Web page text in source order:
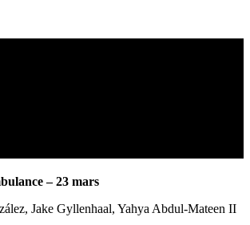
– 23 mars
Jake Gyllenhaal, Yahya Abdul-Mateen II